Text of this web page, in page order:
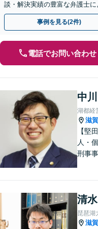
談・解決実績の豊富な弁護士
倫相談は初回0円】【全国対応
事例を見る(2件)
電話でお問い合わせ
中
湖都経
滋
【堅
人・
刑事
お話
【無
清
琵琶湖
滋